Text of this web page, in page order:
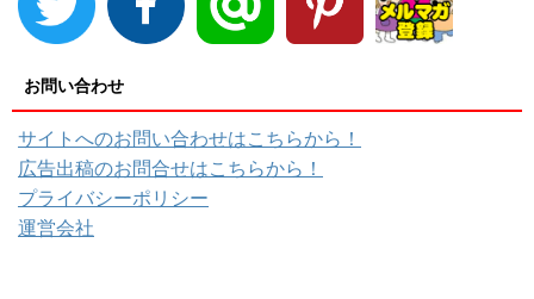
お問い合わせ
サイトへのお問い合わせはこちらから！
広告出稿のお問合せはこちらから！
プライバシーポリシー
運営会社